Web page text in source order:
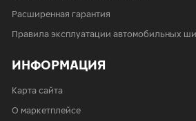
Расширенная гарантия
Правила эксплуатации автомобильных
ИНФОРМАЦИЯ
Карта сайта
О маркетплейсе